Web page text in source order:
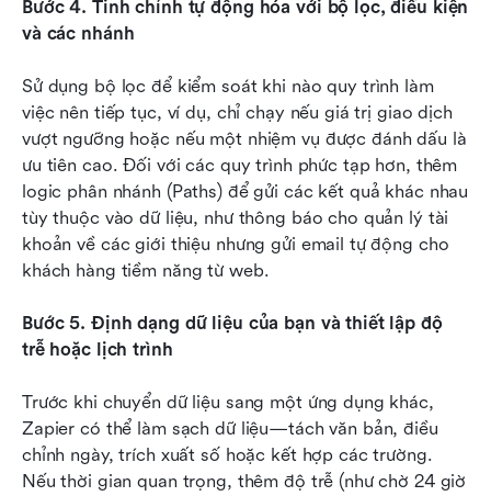
Bước 4. Tinh chỉnh tự động hóa với bộ lọc, điều kiện
và các nhánh
Sử dụng bộ lọc để kiểm soát khi nào quy trình làm
việc nên tiếp tục, ví dụ, chỉ chạy nếu giá trị giao dịch
vượt ngưỡng hoặc nếu một nhiệm vụ được đánh dấu là
ưu tiên cao. Đối với các quy trình phức tạp hơn, thêm
logic phân nhánh (Paths) để gửi các kết quả khác nhau
tùy thuộc vào dữ liệu, như thông báo cho quản lý tài
khoản về các giới thiệu nhưng gửi email tự động cho
khách hàng tiềm năng từ web.
Bước 5. Định dạng dữ liệu của bạn và thiết lập độ
trễ hoặc lịch trình
Trước khi chuyển dữ liệu sang một ứng dụng khác,
Zapier có thể làm sạch dữ liệu—tách văn bản, điều
chỉnh ngày, trích xuất số hoặc kết hợp các trường.
Nếu thời gian quan trọng, thêm độ trễ (như chờ 24 giờ